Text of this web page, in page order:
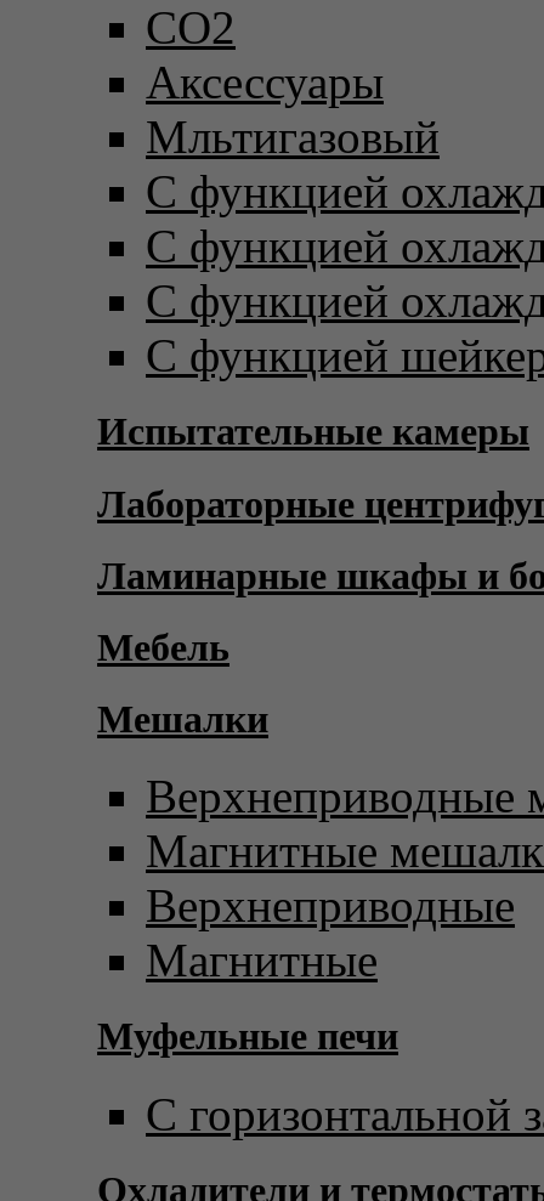
CO2
Аксессуары
Мльтигазовый
С функцией
С функцией
С функцией
С функцией
Испытательные камеры
Лабораторные
Ламинарные шкафы и
Мебель
Мешалки
Верхнеприводные
Магнитные
Верхнеприводные
Магнитные
Муфельные печи
С горизонтальной
Охладители и